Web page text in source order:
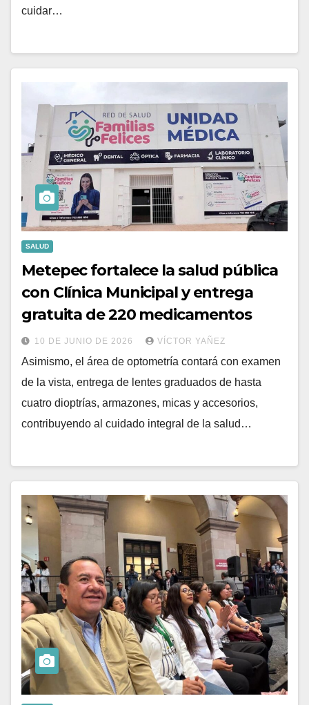
cuidar…
SALUD
Metepec fortalece la salud pública
con Clínica Municipal y entrega
gratuita de 220 medicamentos
10 DE JUNIO DE 2026 VÍCTOR YAÑEZ
Asimismo, el área de optometría contará con examen
de la vista, entrega de lentes graduados de hasta
cuatro dioptrías, armazones, micas y accesorios,
contribuyendo al cuidado integral de la salud…